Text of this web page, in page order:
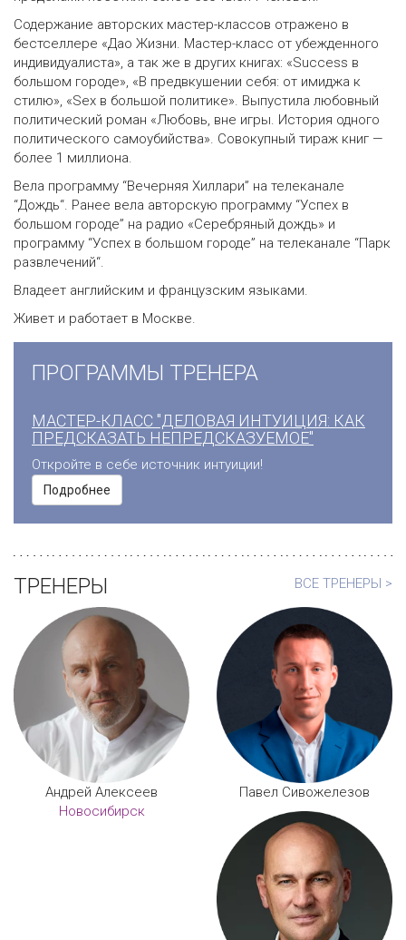
Содержание авторских мастер-классов отражено в
бестселлере «Дао Жизни. Мастер-класс от убежденного
индивидуалиста», а так же в других книгах: «Success в
большом городе», «В предвкушении себя: от имиджа к
стилю», «Sex в большой политике». Выпустила любовный
политический роман «Любовь, вне игры. История одного
политического самоубийства». Совокупный тираж книг —
более 1 миллиона.
Вела программу “Вечерняя Хиллари” на телеканале
“Дождь“. Ранее вела авторскую программу “Успех в
большом городе” на радио «Серебряный дождь» и
программу “Успех в большом городе” на телеканале “Парк
развлечений“.
Владеет английским и французским языками.
Живет и работает в Москве.
ПРОГРАММЫ ТРЕНЕРА
МАСТЕР-КЛАСС "ДЕЛОВАЯ ИНТУИЦИЯ: КАК
ПРЕДСКАЗАТЬ НЕПРЕДСКАЗУЕМОЕ"
Откройте в себе источник интуиции!
Подробнее
ВСЕ ТРЕНЕРЫ >
ТРЕНЕРЫ
Андрей Алексеев
Новосибирск
Павел Сивожелезов